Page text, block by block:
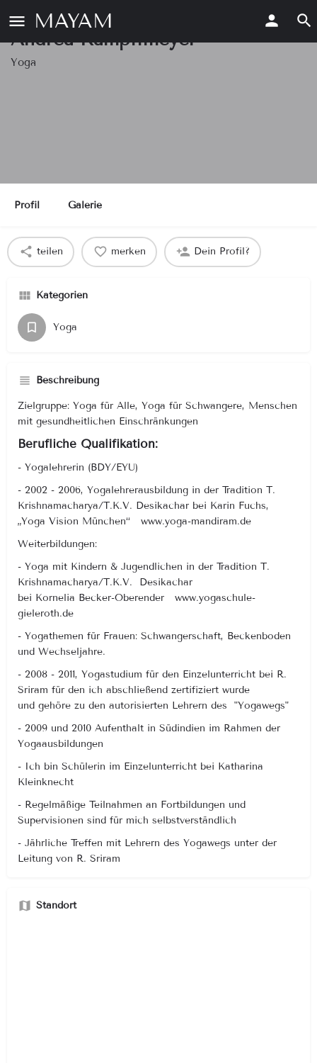
MAYAM
Andrea Kampffmeyer
Yoga
Profil Galerie
teilen merken Dein Profil?
Kategorien
Yoga
Beschreibung
Zielgruppe: Yoga für Alle, Yoga für Schwangere, Menschen
mit gesundheitlichen Einschränkungen
Berufliche Qualifikation:
- Yogalehrerin (BDY/EYU)
- 2002 - 2006, Yogalehrerausbildung in der Tradition T.
Krishnamacharya/T.K.V. Desikachar bei Karin Fuchs,
„Yoga Vision München“ www.yoga-mandiram.de
Weiterbildungen:
- Yoga mit Kindern & Jugendlichen in der Tradition T.
Krishnamacharya/T.K.V. Desikachar
bei Kornelia Becker-Oberender www.yogaschule-
gieleroth.de
- Yogathemen für Frauen: Schwangerschaft, Beckenboden
und Wechseljahre.
- 2008 - 2011, Yogastudium für den Einzelunterricht bei R.
Sriram für den ich abschließend zertifiziert wurde
und gehöre zu den autorisierten Lehrern des "Yogawegs"
- 2009 und 2010 Aufenthalt in Südindien im Rahmen der
Yogaausbildungen
- Ich bin Schülerin im Einzelunterricht bei Katharina
Kleinknecht
- Regelmäßige Teilnahmen an Fortbildungen und
Supervisionen sind für mich selbstverständlich
- Jährliche Treffen mit Lehrern des Yogawegs unter der
Leitung von R. Sriram
Standort